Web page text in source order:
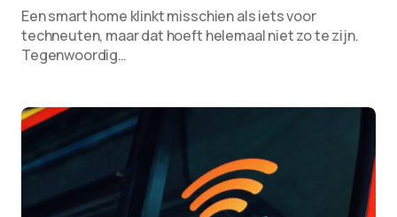
Een smart home klinkt misschien als iets voor
techneuten, maar dat hoeft helemaal niet zo te zijn.
Tegenwoordig…